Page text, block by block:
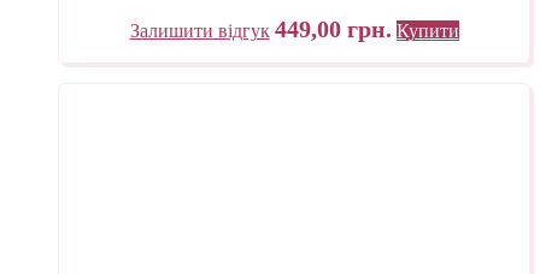
Залишити відгук 449,00 грн. Купити